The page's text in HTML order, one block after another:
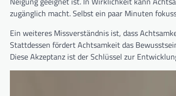
zugänglich macht. Selbst ein paar Minuten
Ein weiteres Missverständnis ist, dass
Stattdessen fördert Achtsamkeit das
Diese Akzeptanz ist der Schlüssel zur